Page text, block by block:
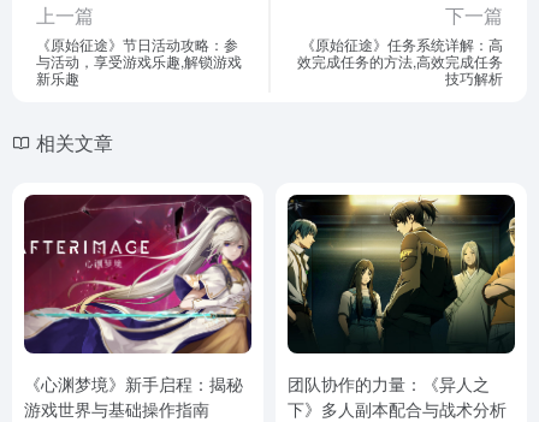
上一篇
《原始征途》节日活动攻略：参
与活动，享受游戏乐趣,解锁游戏
新乐趣
下一篇
《原始征途》任务系统详解：高
效完成任务的方法,高效完成任务
技巧解析
相关文章
《心渊梦境》新手启程：揭秘
游戏世界与基础操作指南
团队协作的力量：《异人之
下》多人副本配合与战术分析